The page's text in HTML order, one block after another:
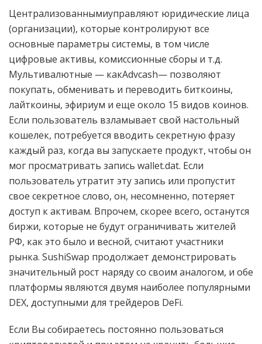
Централизованнымиуправляют юридические лица
(организации), которые контролируют все
основные параметры системы, в том числе
цифровые активы, комиссионные сборы и т.д.
Мультивалютные — какAdvcash— позволяют
покупать, обменивать и переводить биткоины,
лайткоины, эфириум и еще около 15 видов коинов.
Если пользователь взламывает свой настольный
кошелек, потребуется вводить секретную фразу
каждый раз, когда вы запускаете продукт, чтобы он
мог просматривать запись wallet.dat. Если
пользователь утратит эту запись или пропустит
свое секретное слово, он, несомненно, потеряет
доступ к активам. Впрочем, скорее всего, останутся
биржи, которые не будут ограничивать жителей
РФ, как это было и весной, считают участники
рынка. SushiSwap продолжает демонстрировать
значительный рост наряду со своим аналогом, и обе
платформы являются двумя наиболее популярными
DEX, доступными для трейдеров DeFi.
Если Вы собираетесь постоянно пользоваться